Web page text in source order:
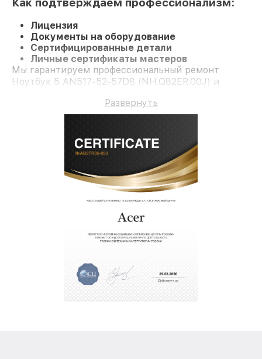
Лицензия
Документы на оборудование
Сертифицированные детали
Личные сертификаты мастеров
Мы гарантируем профессиональный ремонт
Ноутбук 5 AN517-52-57D8 (NH.Q82ER.00J) и
Развернуть